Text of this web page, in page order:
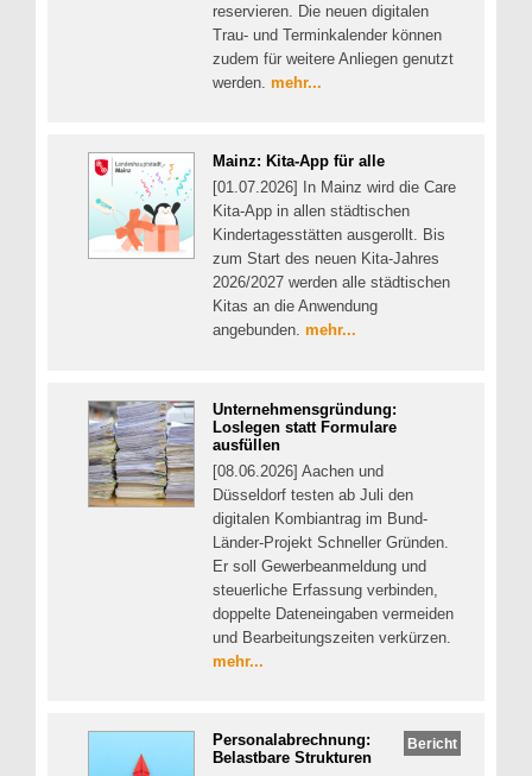
reservieren. Die neuen digitalen
Trau- und Terminkalender können
zudem für weitere Anliegen genutzt
werden. mehr...
Mainz: Kita-App für alle
[01.07.2026] In Mainz wird die Care
Kita-App in allen städtischen
Kindertagesstätten ausgerollt. Bis
zum Start des neuen Kita-Jahres
2026/2027 werden alle städtischen
Kitas an die Anwendung
angebunden. mehr...
Unternehmensgründung:
Loslegen statt Formulare
ausfüllen
[08.06.2026] Aachen und
Düsseldorf testen ab Juli den
digitalen Kombiantrag im Bund-
Länder-Projekt Schneller Gründen.
Er soll Gewerbeanmeldung und
steuerliche Erfassung verbinden,
doppelte Dateneingaben vermeiden
und Bearbeitungszeiten verkürzen.
mehr...
Bericht
Personalabrechnung:
Belastbare Strukturen